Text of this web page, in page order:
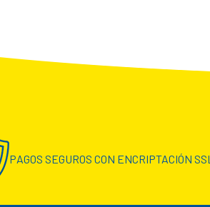
PAGOS SEGUROS CON ENCRIPTACIÓN SSL